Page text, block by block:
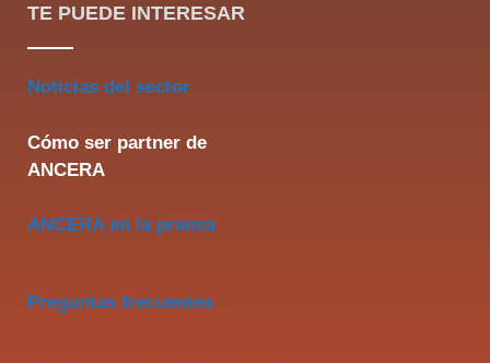
TE PUEDE INTERESAR
Noticias del sector
Cómo ser partner de
ANCERA
ANCERA en la prensa
Preguntas frecuentes